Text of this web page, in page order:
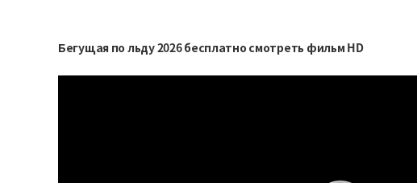
Бегущая по льду 2026 бесплатно смотреть фильм HD